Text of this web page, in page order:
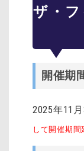
ザ・
開催期
2025年11
して開催期間